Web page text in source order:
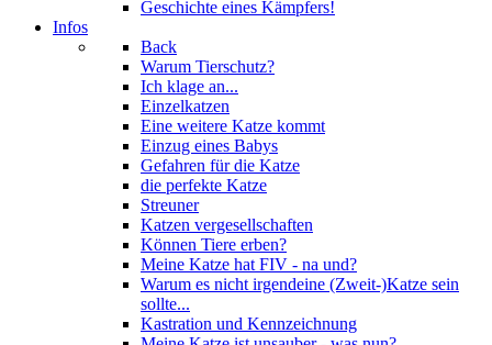
Geschichte eines Kämpfers!
Infos
Back
Warum Tierschutz?
Ich klage an...
Einzelkatzen
Eine weitere Katze kommt
Einzug eines Babys
Gefahren für die Katze
die perfekte Katze
Streuner
Katzen vergesellschaften
Können Tiere erben?
Meine Katze hat FIV - na und?
Warum es nicht irgendeine (Zweit-)Katze sein
sollte...
Kastration und Kennzeichnung